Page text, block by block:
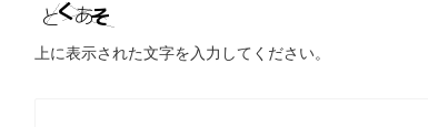
上に表示された文字を入力してください。